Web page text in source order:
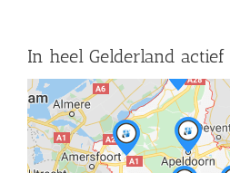
In heel Gelderland actief